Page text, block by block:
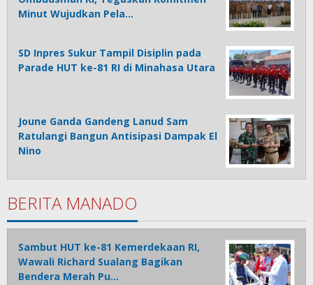
Minut Wujudkan Pela…
SD Inpres Sukur Tampil Disiplin pada
Parade HUT ke-81 RI di Minahasa Utara
Joune Ganda Gandeng Lanud Sam
Ratulangi Bangun Antisipasi Dampak El
Nino
BERITA MANADO
Sambut HUT ke-81 Kemerdekaan RI,
Wawali Richard Sualang Bagikan
Bendera Merah Pu…